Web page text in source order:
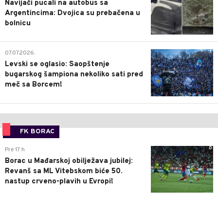
Navijači pucali na autobus sa
Argentincima: Dvojica su prebačena u
bolnicu
1
07.07.2026.
Levski se oglasio: Saopštenje
bugarskog šampiona nekoliko sati pred
meč sa Borcem!
FK BORAC
0
Pre 17 h
Borac u Mađarskoj obilježava jubilej:
Revanš sa ML Vitebskom biće 50.
nastup crveno-plavih u Evropi!